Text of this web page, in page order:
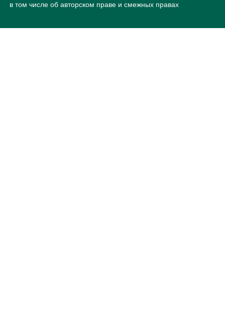
в том числе об авторском праве и смежных правах